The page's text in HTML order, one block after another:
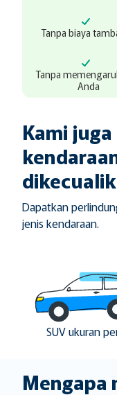
Tanpa biaya
Tanpa
Anda
Kami
Dapatkan
jenis kendaraan.
SUV ukuran
Mengapa